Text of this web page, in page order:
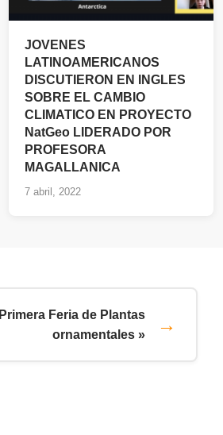
JOVENES
LATINOAMERICANOS
DISCUTIERON EN INGLES
SOBRE EL CAMBIO
CLIMATICO EN PROYECTO
NatGeo LIDERADO POR
PROFESORA
MAGALLANICA
7 abril, 2022
Primera Feria de Plantas
ornamentales »